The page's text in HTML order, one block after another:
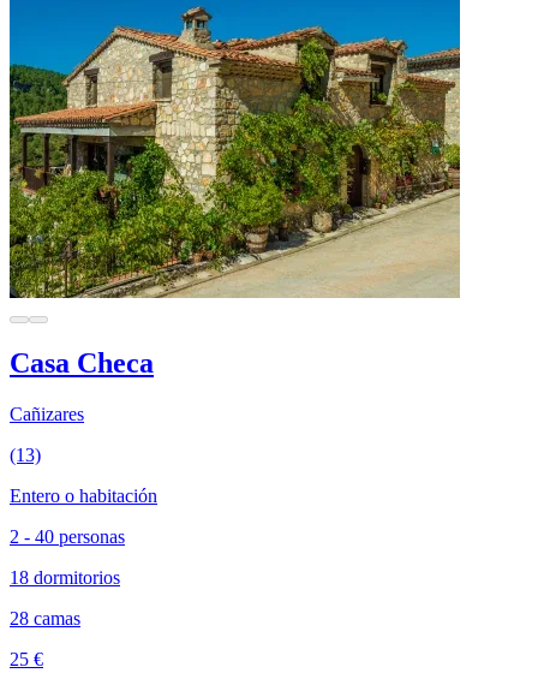
Casa Checa
Cañizares
(13)
Entero o habitación
2 - 40 personas
18 dormitorios
28 camas
25 €